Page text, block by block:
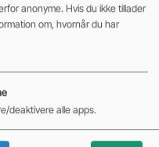
anonyme. Hvis du ikke tillader
om, hvornår du har
deaktivere alle apps.